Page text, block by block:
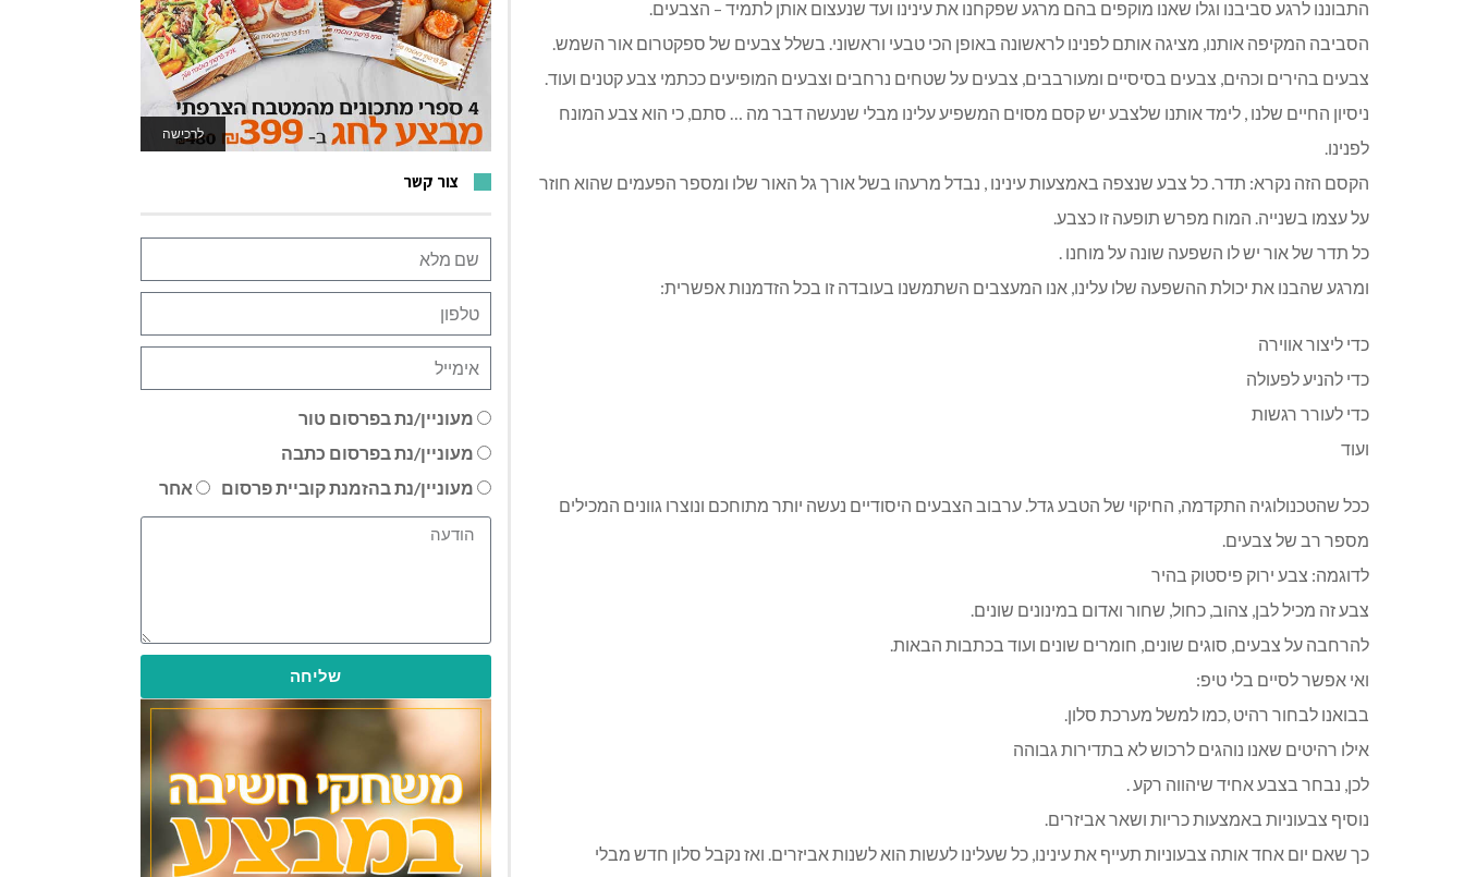
התבוננו לרגע סביבנו וגלו שאנו מוקפים בהם מרגע שפקחנו את עינינו ועד שנעצום אותן לתמיד – הצבעים.
הסביבה המקיפה אותנו, מציגה אותם לפנינו לראשונה באופן הכי טבעי וראשוני. בשלל צבעים של ספקטרום אור השמש.
צבעים בהירים וכהים, צבעים בסיסיים ומעורבבים, צבעים על שטחים נרחבים וצבעים המופיעים ככתמי צבע קטנים ועוד.
ניסיון החיים שלנו , לימד אותנו שלצבע יש קסם מסוים המשפיע עלינו מבלי שנעשה דבר מה … סתם, כי הוא צבע המונח
לפנינו.
הקסם הזה נקרא: תדר. כל צבע שנצפה באמצעות עינינו , נבדל מרעהו בשל אורך גל האור שלו ומספר הפעמים שהוא חוזר
על עצמו בשנייה. המוח מפרש תופעה זו כצבע.
כל תדר של אור יש לו השפעה שונה על מוחנו .
ומרגע שהבנו את יכולת ההשפעה שלו עלינו, אנו המעצבים השתמשנו בעובדה זו בכל הזדמנות אפשרית:
כדי ליצור אווירה
כדי להניע לפעולה
כדי לעורר רגשות
ועוד
ככל שהטכנולוגיה התקדמה, החיקוי של הטבע גדל. ערבוב הצבעים היסודיים נעשה יותר מתוחכם ונוצרו גוונים המכילים
מספר רב של צבעים.
לדוגמה: צבע ירוק פיסטוק בהיר
צבע זה מכיל לבן, צהוב, כחול, שחור ואדום במינונים שונים.
להרחבה על צבעים, סוגים שונים, חומרים שונים ועוד בכתבות הבאות.
ואי אפשר לסיים בלי טיפ:
בבואנו לבחור רהיט ,כמו למשל מערכת סלון.
אילו רהיטים שאנו נוהגים לרכוש לא בתדירות גבוהה
לכן, נבחר בצבע אחיד שיהווה רקע .
נוסיף צבעוניות באמצעות כריות ושאר אביזרים.
כך שאם יום אחד אותה צבעוניות תעייף את עינינו, כל שעלינו לעשות הוא לשנות אביזרים. ואז נקבל סלון חדש מבלי
לרכישה
לאתר המשחקים
צור קשר
מעוניין/נת בפרסום טור
מעוניין/נת בפרסום כתבה
מעוניין/נת בהזמנת קוביית פרסום
אחר
שליחה